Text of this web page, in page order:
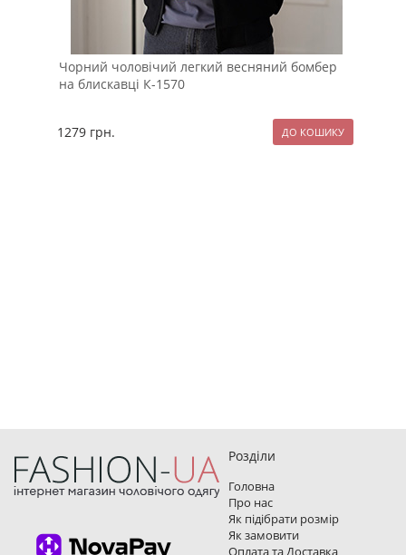
Чорний чоловічий легкий весняний бомбер
на блискавці К-1570
1279 грн.
Розділи
Головна
Про нас
Як підібрати розмір
Як замовити
Оплата та Доставка